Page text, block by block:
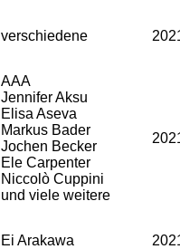
verschiedene
AAA
Jennifer Aksu
Elisa Aseva
Markus Bader
Jochen Becker
Ele Carpenter
Niccolò Cuppini
und viele weitere
Ei Arakawa